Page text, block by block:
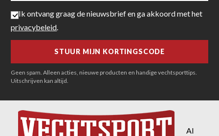
Ik ontvang graag de nieuwsbrief en ga akkoord met het
privacybeleid.
Geen spam. Alleen acties, nieuwe producten en handige vechtsporttips.
Uitschrijven kan altijd.
Al